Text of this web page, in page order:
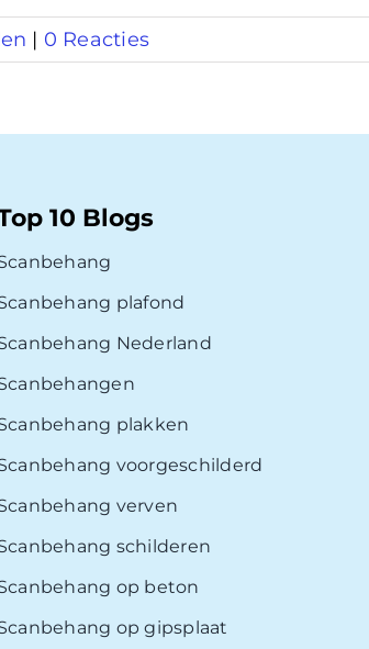
| 0 Reacties
10 Blogs
plafond
Nederland
plakken
voorgeschilderd
verven
schilderen
op beton
op gipsplaat